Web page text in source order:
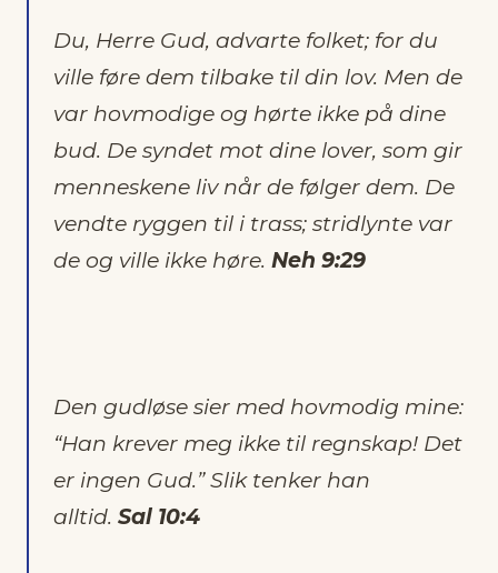
Du, Herre Gud, advarte folket; for du
ville føre dem tilbake til din lov. Men de
var hovmodige og hørte ikke på dine
bud. De syndet mot dine lover, som gir
menneskene liv når de følger dem. De
vendte ryggen til i trass; stridlynte var
de og ville ikke høre. Neh 9:29
Den gudløse sier med hovmodig mine:
“Han krever meg ikke til regnskap! Det
er ingen Gud.” Slik tenker han
alltid. Sal 10:4